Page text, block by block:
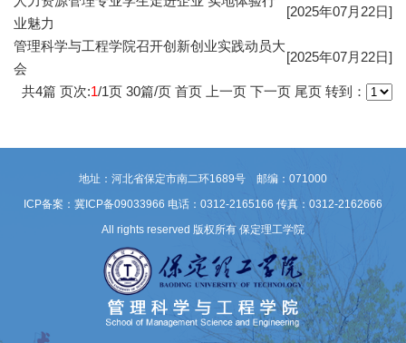
业魅力
[2025年07月22日]
管理科学与工程学院召开创新创业实践动员大
会
[2025年07月22日]
共4篇 页次:1/1页 30篇/页 首页 上一页 下一页 尾页 转到：
地址：河北省保定市南二环1689号 邮编：071000
ICP备案：冀ICP备09033966 电话：0312-2165166 传真：0312-2162666
All rights reserved 版权所有 保定理工学院